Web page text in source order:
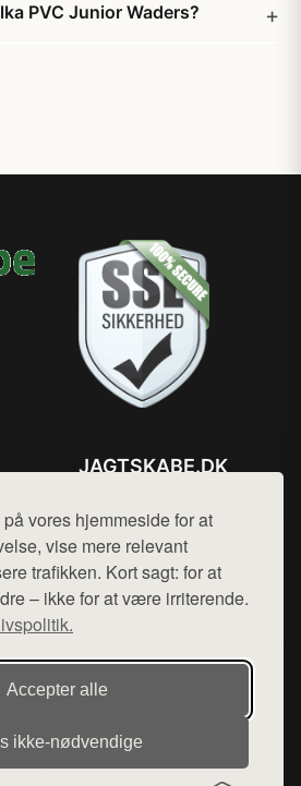
vores hjemmeside for at
vise mere relevant
trafikken. Kort sagt: for at
– ikke for at være irriterende.
Accepter alle
ikke‑nødvendige
PVC Junior Waders?
JAGTSKABE.DK
Mail: hej@want.dk
Cookie- og privatlivspolitik
der udgiver en række
af forskellige produkter fra
ikke varer fra denne side - vi
sælger varen. Vi har heller ikke